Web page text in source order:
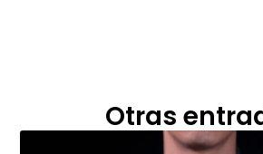
Otras